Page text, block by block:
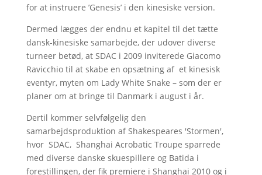
for at instruere ’Genesis’ i den kinesiske version.
Dermed lægges der endnu et kapitel til det tætte
dansk-kinesiske samarbejde, der udover diverse
turneer betød, at SDAC i 2009 inviterede Giacomo
Ravicchio til at skabe en opsætning af et kinesisk
eventyr, myten om Lady White Snake – som der er
planer om at bringe til Danmark i august i år.
Dertil kommer selvfølgelig den
samarbejdsproduktion af Shakespeares 'Stormen',
hvor SDAC, Shanghai Acrobatic Troupe sparrede
med diverse danske skuespillere og Batida i
forestillingen, der fik premiere i Shanghai 2010 og i